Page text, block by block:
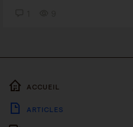
ACCUEIL
ARTICLES